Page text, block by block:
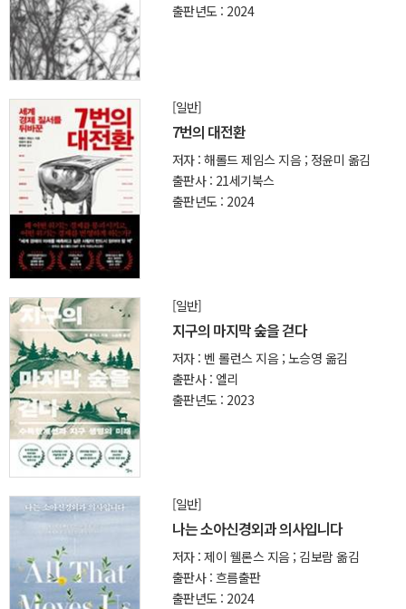
출판년도 : 2024
[일반]
7번의 대전환
저자 : 해롤드 제임스 지음 ; 정윤미 옮김
출판사 : 21세기북스
출판년도 : 2024
[일반]
지구의 마지막 숲을 걷다
저자 : 벤 롤런스 지음 ; 노승영 옮김
출판사 : 엘리
출판년도 : 2023
[일반]
나는 소아신경외과 의사입니다
저자 : 제이 웰론스 지음 ; 김보람 옮김
출판사 : 흐름출판
출판년도 : 2024